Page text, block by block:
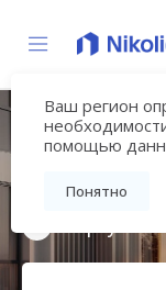
Ваш регион
помощью
Понятно
«ВЕЕР»